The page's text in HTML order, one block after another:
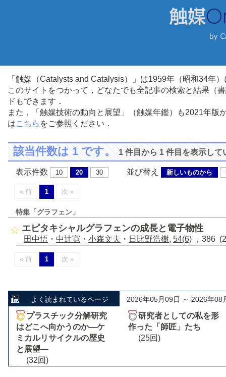
「触媒（Catalysts and Catalysis）」は1959年（昭和34年
このサイトをつかって，どなたでも全記事の検索と結果（
ドもできます．
また，「触媒技術の動向と展望」（触媒年鑑）も2021年
はこちら をご参照ください．
該当件数は 1 です。1 件目から 1 件目を表示して
表示件数 10 20 30 並び替え 新しいものから
« 前 1 次 »
特集「グラフェン」
エピタキシャルグラフェンの成長と電子物性
田中悟 ・ 中辻寛 ・ 小森文夫 ・ 日比野浩樹, 54(6) ，386
« 前 1 次 »
よく読まれているページ 2026年05月09日 ～ 2026年08
プラスチック分解研究
はどこへ向かうのか―ケ
ミカルリサイクルの歴史
と展望―
(32回)
研究者としての私を形
作った「師匠」たち
(25回)